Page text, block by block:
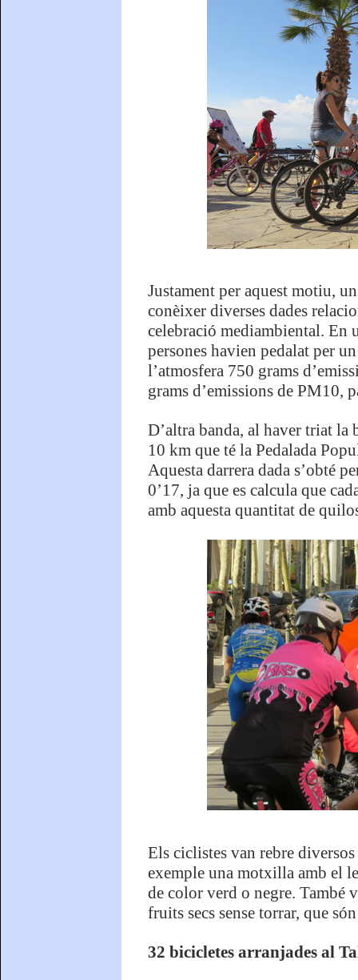
Justament per aquest motiu,
conèixer diverses dades
celebració mediambiental. En
persones havien pedalat per
l’atmosfera 750 grams
grams d’emissions de PM10,
D’altra banda, al haver triat la
10 km que té la Pedalada
Aquesta darrera dada s’obté
0’17, ja que es calcula que
amb aquesta quantitat de
Els ciclistes van rebre
exemple una motxilla amb el
de color verd o negre. També
fruits secs sense torrar, que
32 bicicletes arranjades al